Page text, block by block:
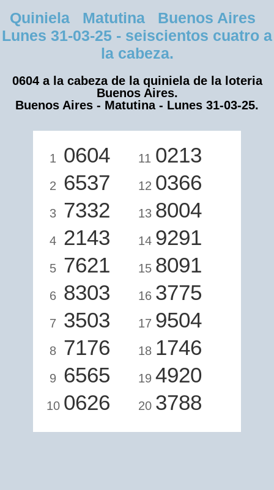
Quiniela Matutina Buenos Aires
Lunes 31-03-25 - seiscientos cuatro a
la cabeza.
0604 a la cabeza de la quiniela de la loteria
Buenos Aires.
Buenos Aires - Matutina - Lunes 31-03-25.
1 0604
2 6537
3 7332
4 2143
5 7621
6 8303
7 3503
8 7176
9 6565
10 0626
11 0213
12 0366
13 8004
14 9291
15 8091
16 3775
17 9504
18 1746
19 4920
20 3788